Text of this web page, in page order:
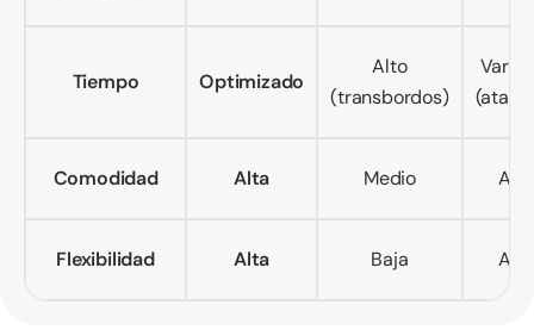
Tiempo Optimizado
Alto
(transbordos)
Comodidad Alta Medio Alto
Flexibilidad Alta Baja Alta